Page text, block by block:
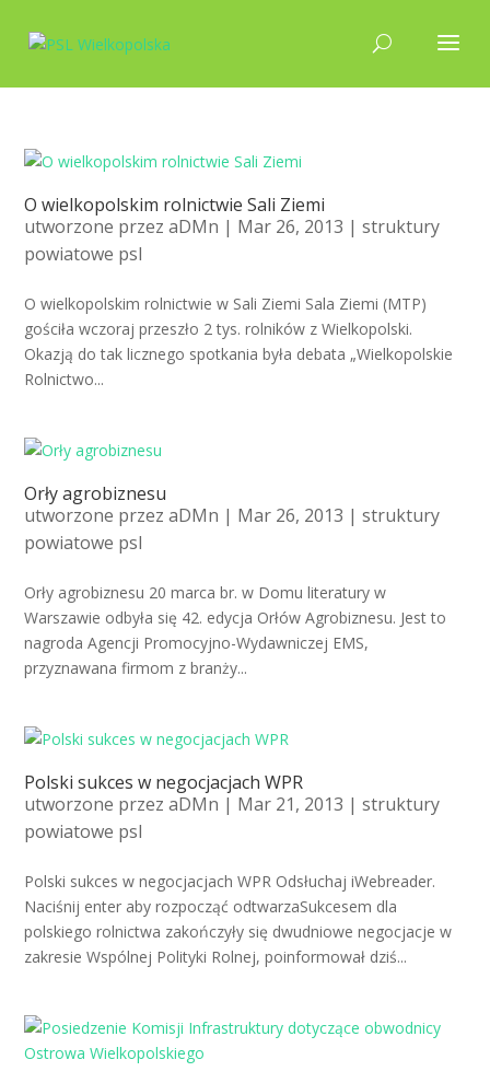
O wielkopolskim rolnictwie Sali Ziemi
utworzone przezaDMn | Mar 26, 2013 |struktury
powiatowe psl
O wielkopolskim rolnictwie w Sali Ziemi Sala Ziemi (MTP)
gościła wczoraj przeszło 2 tys. rolników z Wielkopolski.
Okazją do tak licznego spotkania była debata „Wielkopolskie
Rolnictwo...
Orły agrobiznesu
utworzone przezaDMn | Mar 26, 2013 |struktury
powiatowe psl
Orły agrobiznesu 20 marca br. w Domu literatury w
Warszawie odbyła się 42. edycja Orłów Agrobiznesu. Jest to
nagroda Agencji Promocyjno-Wydawniczej EMS,
przyznawana firmom z branży...
Polski sukces w negocjacjach WPR
utworzone przezaDMn | Mar 21, 2013 |struktury
powiatowe psl
Polski sukces w negocjacjach WPR Odsłuchaj iWebreader.
Naciśnij enter aby rozpocząć odtwarzaSukcesem dla
polskiego rolnictwa zakończyły się dwudniowe negocjacje w
zakresie Wspólnej Polityki Rolnej, poinformował dziś...